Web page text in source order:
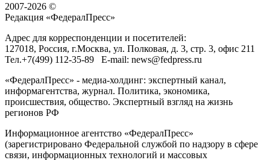
2007-2026 ©
Редакция «ФедералПресс»
Адрес для корреспонденции и посетителей:
127018, Россия, г.Москва, ул. Полковая, д. 3, стр. 3, офис 211
Тел.+7(499) 112-35-89 E-mail: news@fedpress.ru
«ФедералПресс» - медиа-холдинг: экспертный канал,
информагентства, журнал. Политика, экономика,
происшествия, общество. Экспертный взгляд на жизнь
регионов РФ
Информационное агентство «ФедералПресс»
(зарегистрировано Федеральной службой по надзору в сфере
связи, информационных технологий и массовых